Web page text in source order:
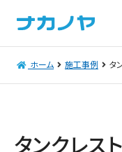
ホーム 施工事例 タ